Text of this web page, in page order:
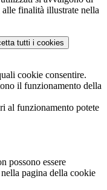
finalità illustrate nella
tutti i cookies
cookie consentire.
il funzionamento della
al funzionamento potete
possono essere
pagina della cookie